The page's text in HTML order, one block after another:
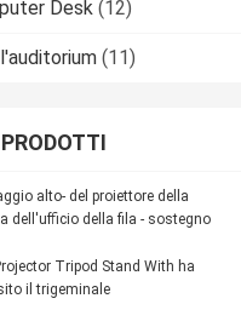
Desk (12)
(11)
alto- del proiettore della
dell'ufficio della fila - sostegno
Tripod Stand With ha
il trigeminale